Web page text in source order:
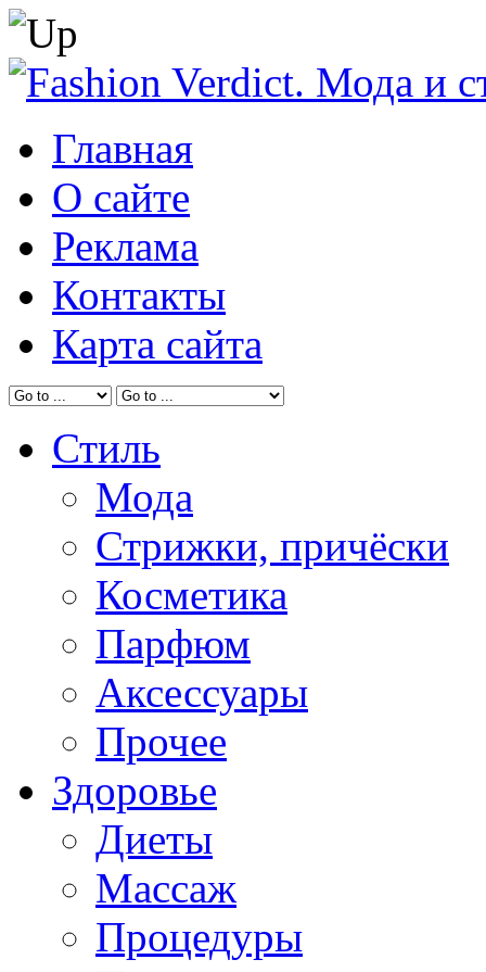
Главная
О сайте
Реклама
Контакты
Карта сайта
Стиль
Мода
Стрижки, причёски
Косметика
Парфюм
Аксессуары
Прочее
Здоровье
Диеты
Массаж
Процедуры